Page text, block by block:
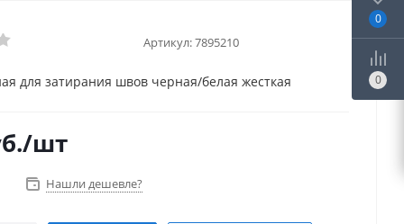
Артикул:7895210
для затирания швов черная/белая жесткая
/шт
Нашли дешевле?
0
0